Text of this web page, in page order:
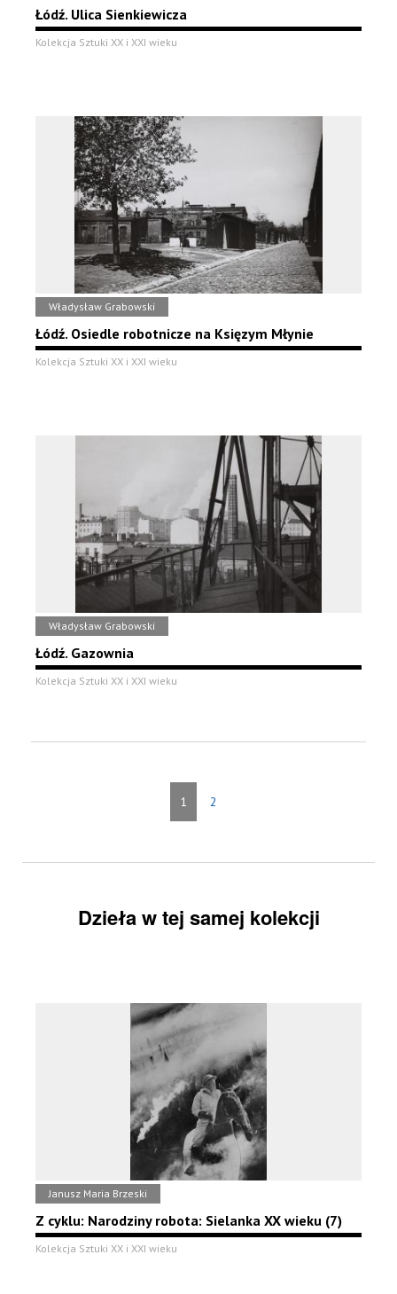
Łódź. Ulica Sienkiewicza
Kolekcja Sztuki XX i XXI wieku
Władysław Grabowski
Łódź. Osiedle robotnicze na Księzym Młynie
Kolekcja Sztuki XX i XXI wieku
Władysław Grabowski
Łódź. Gazownia
Kolekcja Sztuki XX i XXI wieku
1 2
Dzieła w tej samej kolekcji
Janusz Maria Brzeski
Z cyklu: Narodziny robota: Sielanka XX wieku (7)
Kolekcja Sztuki XX i XXI wieku